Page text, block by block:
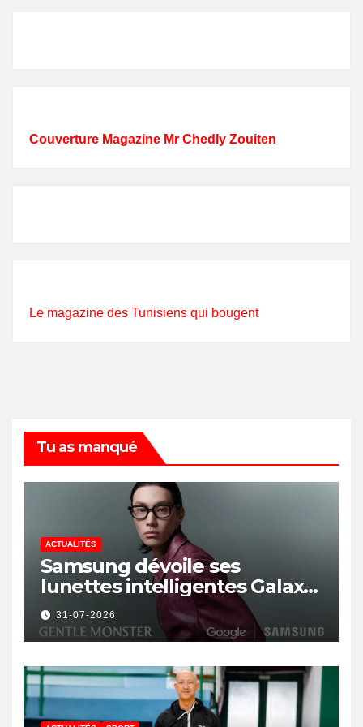
Couverture Magazine Mr Chedly Zouiten
Le magazine des Tunisiens qui bougent
Tu as manqué
ACTUALITÉS
Samsung dévoile ses
lunettes intelligentes Galaxy
avec IA et Gemini
31-07-2026